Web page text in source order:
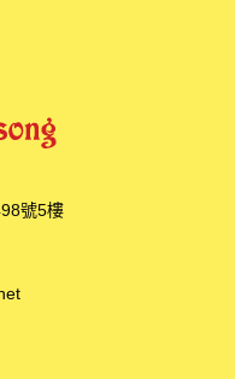
號5樓